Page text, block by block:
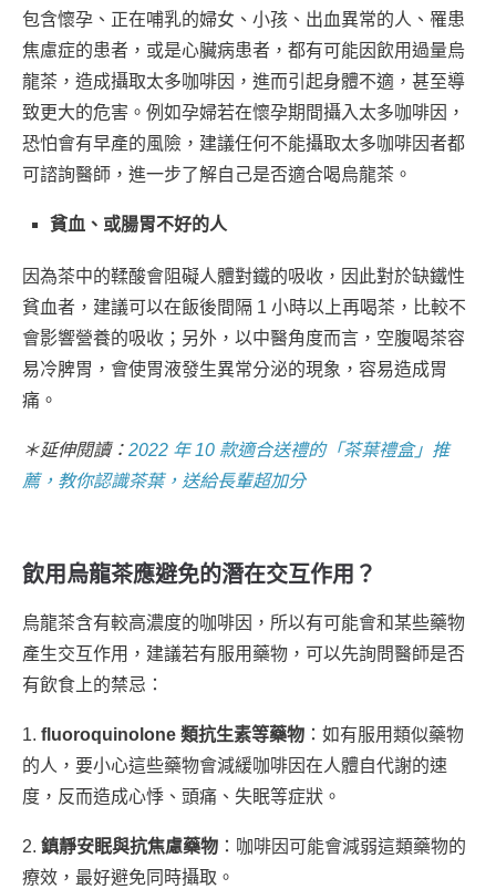
包含懷孕、正在哺乳的婦女、小孩、出血異常的人、罹患
焦慮症的患者，或是心臟病患者，都有可能因飲用過量烏
龍茶，造成攝取太多咖啡因，進而引起身體不適，甚至導
致更大的危害。例如孕婦若在懷孕期間攝入太多咖啡因，
恐怕會有早產的風險，建議任何不能攝取太多咖啡因者都
可諮詢醫師，進一步了解自己是否適合喝烏龍茶。
貧血、或腸胃不好的人
因為茶中的鞣酸會阻礙人體對鐵的吸收，因此對於缺鐵性
貧血者，建議可以在飯後間隔 1 小時以上再喝茶，比較不
會影響營養的吸收；另外，以中醫角度而言，空腹喝茶容
易冷脾胃，會使胃液發生異常分泌的現象，容易造成胃
痛。
＊延伸閱讀： 2022 年 10 款適合送禮的「茶葉禮盒」推
薦，教你認識茶葉，送給長輩超加分
飲用烏龍茶應避免的潛在交互作用？
烏龍茶含有較高濃度的咖啡因，所以有可能會和某些藥物
產生交互作用，建議若有服用藥物，可以先詢問醫師是否
有飲食上的禁忌：
1. fluoroquinolone 類抗生素等藥物 ：如有服用類似藥物
的人，要小心這些藥物會減緩咖啡因在人體自代謝的速
度，反而造成心悸、頭痛、失眠等症狀。
2. 鎮靜安眠與抗焦慮藥物 ：咖啡因可能會減弱這類藥物的
療效，最好避免同時攝取。